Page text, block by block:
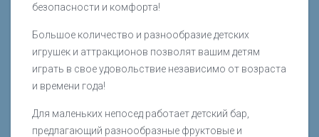
безопасности и комфорта!
Большое количество и разнообразие детских
игрушек и аттракционов позволят вашим детям
играть в свое удовольствие независимо от возраста
и времени года!
Для маленьких непосед работает детский бар,
предлагающий разнообразные фруктовые и